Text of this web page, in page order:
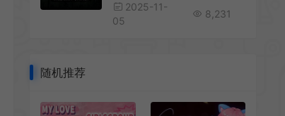
2025-11-
05
8,231
随机推荐